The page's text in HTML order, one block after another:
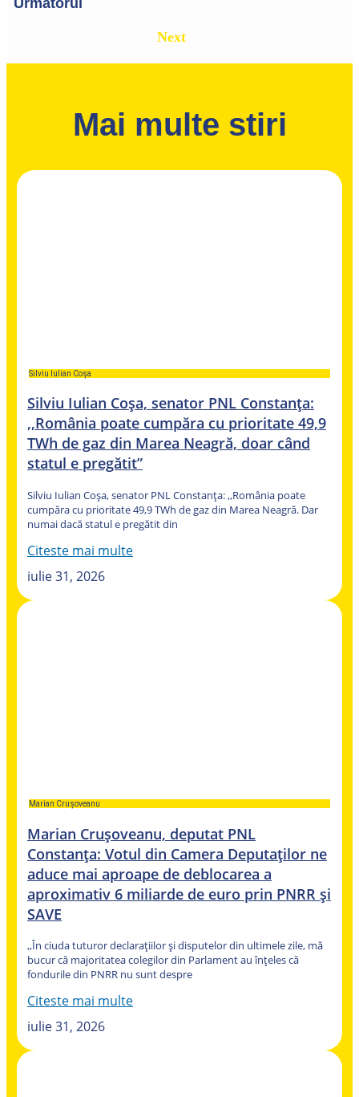
Next
Mai multe stiri
Silviu Iulian Coșa
Silviu Iulian Coșa, senator PNL Constanța:
,,România poate cumpăra cu prioritate 49,9
TWh de gaz din Marea Neagră, doar când
statul e pregătit”
Silviu Iulian Coșa, senator PNL Constanța: ,,România poate
cumpăra cu prioritate 49,9 TWh de gaz din Marea Neagră. Dar
numai dacă statul e pregătit din
Citeste mai multe
iulie 31, 2026
Marian Crușoveanu
Marian Crușoveanu, deputat PNL
Constanța: Votul din Camera Deputaților ne
aduce mai aproape de deblocarea a
aproximativ 6 miliarde de euro prin PNRR și
SAVE
,,În ciuda tuturor declarațiilor și disputelor din ultimele zile, mă
bucur că majoritatea colegilor din Parlament au înțeles că
fondurile din PNRR nu sunt despre
Citeste mai multe
iulie 31, 2026